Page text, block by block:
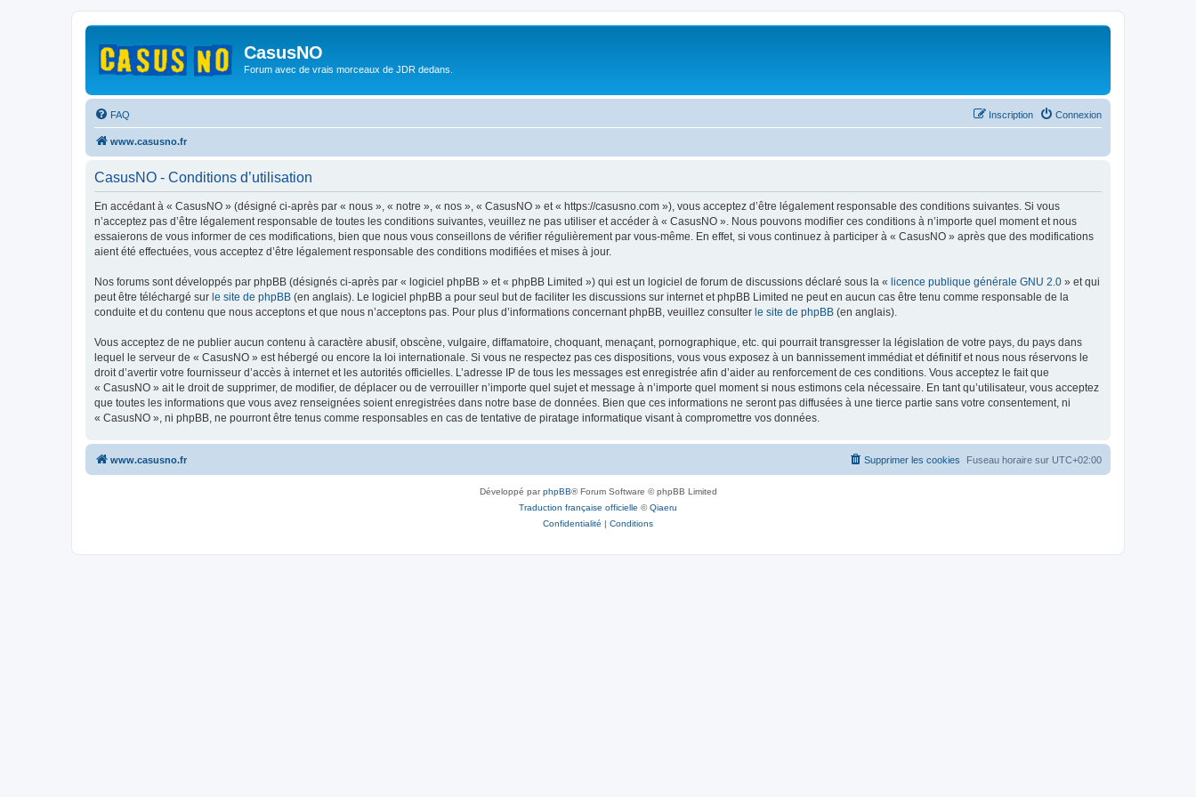
CasusNO
Forum avec de vrais morceaux de JDR dedans.
FAQ Connexion
Inscription
www.casusno.fr
CasusNO - Conditions d’utilisation
En accédant à « CasusNO » (désigné ci-après par « nous », « notre », « nos », « CasusNO » et « https://casusno.com »), vous acceptez d’être légalement responsable des conditions suivantes. Si vous
n’acceptez pas d’être légalement responsable de toutes les conditions suivantes, veuillez ne pas utiliser et accéder à « CasusNO ». Nous pouvons modifier ces conditions à n’importe quel moment et nous
essaierons de vous informer de ces modifications, bien que nous vous conseillons de vérifier régulièrement par vous-même. En effet, si vous continuez à participer à « CasusNO » après que des modifications
aient été effectuées, vous acceptez d’être légalement responsable des conditions modifiées et mises à jour.
Nos forums sont développés par phpBB (désignés ci-après par « logiciel phpBB » et « phpBB Limited ») qui est un logiciel de forum de discussions déclaré sous la « licence publique générale GNU 2.0 » et qui
peut être téléchargé sur le site de phpBB (en anglais). Le logiciel phpBB a pour seul but de faciliter les discussions sur internet et phpBB Limited ne peut en aucun cas être tenu comme responsable de la
conduite et du contenu que nous acceptons et que nous n’acceptons pas. Pour plus d’informations concernant phpBB, veuillez consulter le site de phpBB (en anglais).
Vous acceptez de ne publier aucun contenu à caractère abusif, obscène, vulgaire, diffamatoire, choquant, menaçant, pornographique, etc. qui pourrait transgresser la législation de votre pays, du pays dans
lequel le serveur de « CasusNO » est hébergé ou encore la loi internationale. Si vous ne respectez pas ces dispositions, vous vous exposez à un bannissement immédiat et définitif et nous nous réservons le
droit d’avertir votre fournisseur d’accès à internet et les autorités officielles. L’adresse IP de tous les messages est enregistrée afin d’aider au renforcement de ces conditions. Vous acceptez le fait que
« CasusNO » ait le droit de supprimer, de modifier, de déplacer ou de verrouiller n’importe quel sujet et message à n’importe quel moment si nous estimons cela nécessaire. En tant qu’utilisateur, vous acceptez
que toutes les informations que vous avez renseignées soient enregistrées dans notre base de données. Bien que ces informations ne seront pas diffusées à une tierce partie sans votre consentement, ni
« CasusNO », ni phpBB, ne pourront être tenus comme responsables en cas de tentative de piratage informatique visant à compromettre vos données.
www.casusno.fr Fuseau horaire sur UTC+02:00
Supprimer les cookies
Développé parphpBB® Forum Software © phpBB Limited
Traduction française officielle ©Qiaeru
Confidentialité | Conditions